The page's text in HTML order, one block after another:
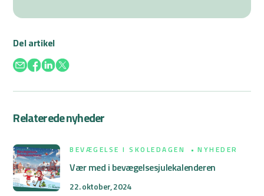
Del artikel
Relaterede nyheder
BEVÆGELSE I SKOLEDAGEN NYHEDER
Vær med i bevægelsesjulekalenderen
22. oktober, 2024